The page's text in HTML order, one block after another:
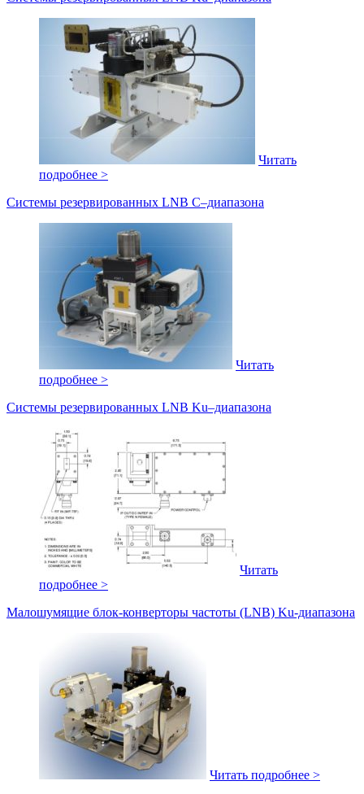
Читать
подробнее >
Системы резервированных LNB C–диапазона
Читать
подробнее >
Системы резервированных LNB Ku–диапазона
Читать
подробнее >
Малошумящие блок-конверторы частоты (LNB) Ku-диапазона
Читать подробнее >